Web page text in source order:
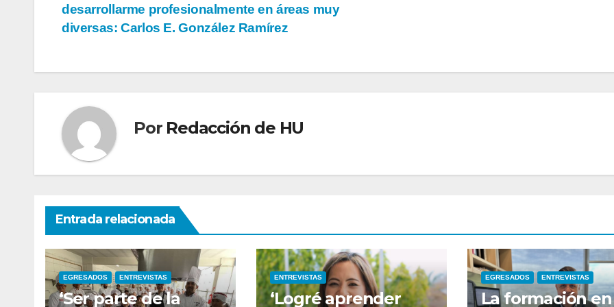
desarrollarme profesionalmente en áreas muy
diversas: Carlos E. González Ramírez
Por Redacción de HU
Entrada relacionada
EGRESADOS ENTREVISTAS
‘Ser parte de la
ENTREVISTAS
‘Logré aprender
EGRESADOS ENTREVISTAS
La formación